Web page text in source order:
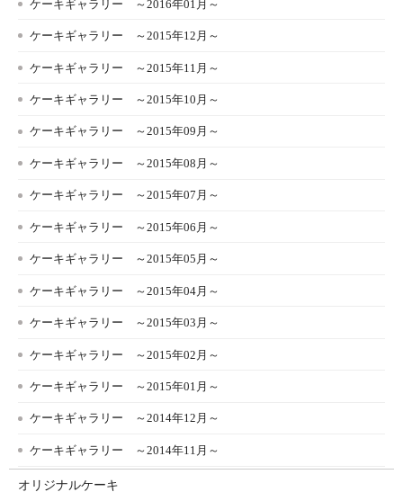
ケーキギャラリー ～2016年01月～
ケーキギャラリー ～2015年12月～
ケーキギャラリー ～2015年11月～
ケーキギャラリー ～2015年10月～
ケーキギャラリー ～2015年09月～
ケーキギャラリー ～2015年08月～
ケーキギャラリー ～2015年07月～
ケーキギャラリー ～2015年06月～
ケーキギャラリー ～2015年05月～
ケーキギャラリー ～2015年04月～
ケーキギャラリー ～2015年03月～
ケーキギャラリー ～2015年02月～
ケーキギャラリー ～2015年01月～
ケーキギャラリー ～2014年12月～
ケーキギャラリー ～2014年11月～
オリジナルケーキ